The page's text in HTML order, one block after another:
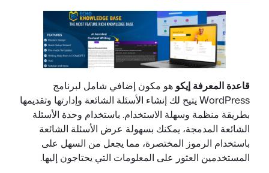
قاعدة المعرفة إيكو هو مكون إضافي شامل لبرنامج
WordPress يتيح لك إنشاء الأسئلة الشائعة وإدارتها وتقديمها
بطريقة منظمة وسهلة الاستخدام. باستخدام وحدة الأسئلة
الشائعة المدمجة، يمكنك بسهولة عرض الأسئلة الشائعة
باستخدام الرموز المختصرة، مما يجعل من السهل على
المستخدمين العثور على المعلومات التي يحتاجون إليها.